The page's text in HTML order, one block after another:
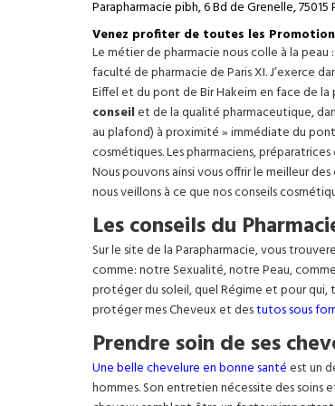
Parapharmacie pibh, 6 Bd de Grenelle, 75015
Venez profiter de toutes les
Le métier de pharmacie nous colle à la
faculté de pharmacie de Paris XI. J’exerce
Eiffelet du pont de Bir Hakeim en face de
conseilet de la qualité pharmaceutique,
au plafond) à proximité » immédiate du
cosmétiques. Les pharmaciens,
Nous pouvons ainsi vous offrir le meilleur
nous veillons à ce que nos conseils
Les conseils du
Sur le site de la Parapharmacie, vous
comme: notre Sexualité, notre Peau,
protéger du soleil, quel Régime et pour qui,
protéger mes Cheveux et destutos sous
Prendre soin de ses
Une belle chevelure en bonne santéest un
hommes. Son entretien nécessite des soins